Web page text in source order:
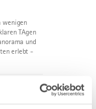
wenigen
TAgen
und
erlebt -